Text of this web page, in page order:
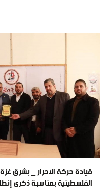
قيادة حركة الأحرار _ بشرق
الفلسطينية بمناسبة ذكرى